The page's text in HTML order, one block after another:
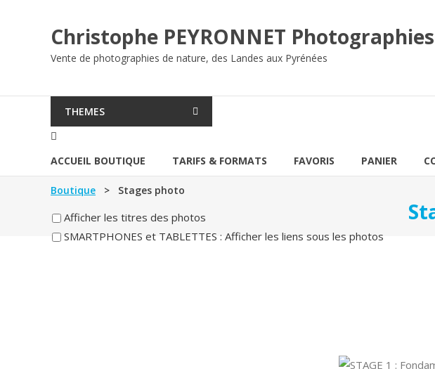
Christophe PEYRONNET Photographies
Vente de photographies de nature, des Landes aux Pyrénées
THEMES
ACCUEIL BOUTIQUE TARIFS & FORMATS FAVORIS PANIER
Boutique > Stages photo
Afficher les titres des photos
SMARTPHONES et TABLETTES : Afficher les liens sous les photos